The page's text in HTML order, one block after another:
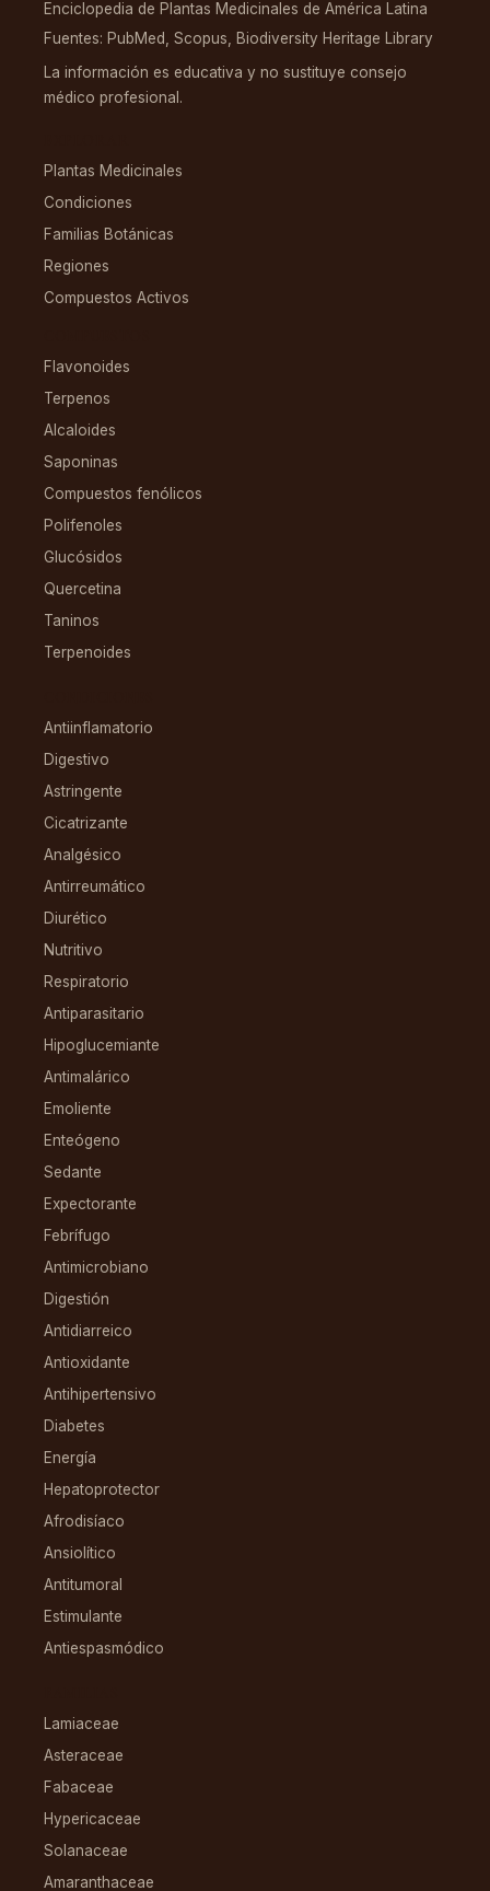
Enciclopedia de Plantas Medicinales de América Latina
Fuentes: PubMed, Scopus, Biodiversity Heritage Library
La información es educativa y no sustituye consejo
médico profesional.
Plantas Medicinales
Condiciones
Familias Botánicas
Regiones
Compuestos Activos
Flavonoides
Terpenos
Alcaloides
Saponinas
Compuestos fenólicos
Polifenoles
Glucósidos
Quercetina
Taninos
Terpenoides
Antiinflamatorio
Digestivo
Astringente
Cicatrizante
Analgésico
Antirreumático
Diurético
Nutritivo
Respiratorio
Antiparasitario
Hipoglucemiante
Antimalárico
Emoliente
Enteógeno
Sedante
Expectorante
Febrífugo
Antimicrobiano
Digestión
Antidiarreico
Antioxidante
Antihipertensivo
Diabetes
Energía
Hepatoprotector
Afrodisíaco
Ansiolítico
Antitumoral
Estimulante
Antiespasmódico
Lamiaceae
Asteraceae
Fabaceae
Hypericaceae
Solanaceae
Amaranthaceae